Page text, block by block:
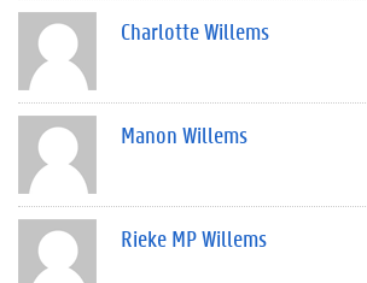
Charlotte Willems
Manon Willems
Rieke MP Willems